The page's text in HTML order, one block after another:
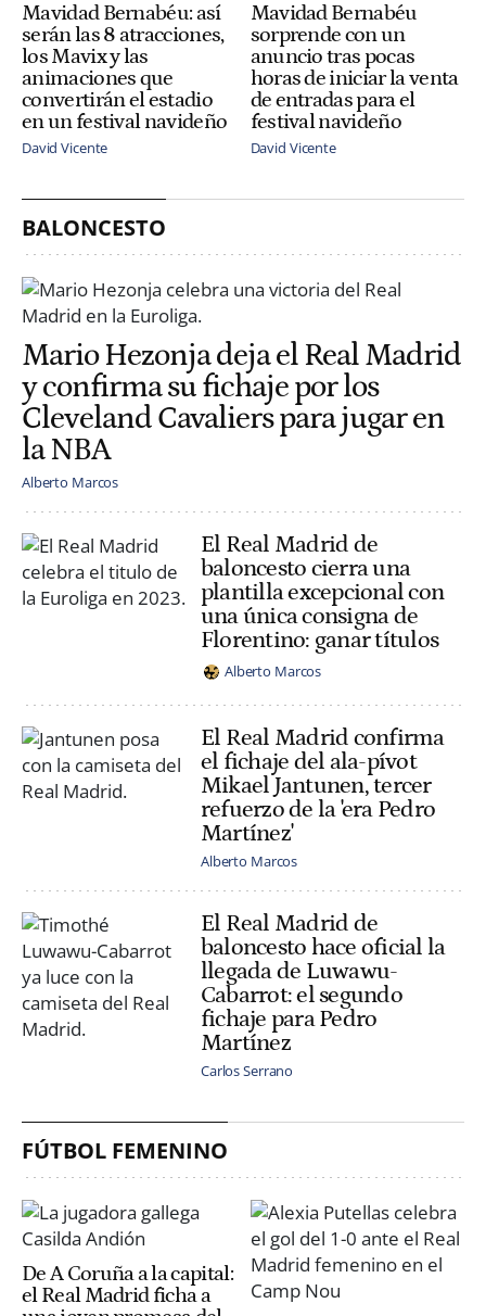
Mavidad Bernabéu: así
serán las 8 atracciones,
los Mavix y las
animaciones que
convertirán el estadio
en un festival navideño
David Vicente
Mavidad Bernabéu
sorprende con un
anuncio tras pocas
horas de iniciar la venta
de entradas para el
festival navideño
David Vicente
BALONCESTO
Mario Hezonja deja el Real Madrid
y confirma su fichaje por los
Cleveland Cavaliers para jugar en
la NBA
Alberto Marcos
El Real Madrid de
baloncesto cierra una
plantilla excepcional con
una única consigna de
Florentino: ganar títulos
Alberto Marcos
El Real Madrid confirma
el fichaje del ala-pívot
Mikael Jantunen, tercer
refuerzo de la 'era Pedro
Martínez'
Alberto Marcos
El Real Madrid de
baloncesto hace oficial la
llegada de Luwawu-
Cabarrot: el segundo
fichaje para Pedro
Martínez
Carlos Serrano
FÚTBOL FEMENINO
De A Coruña a la capital:
el Real Madrid ficha a